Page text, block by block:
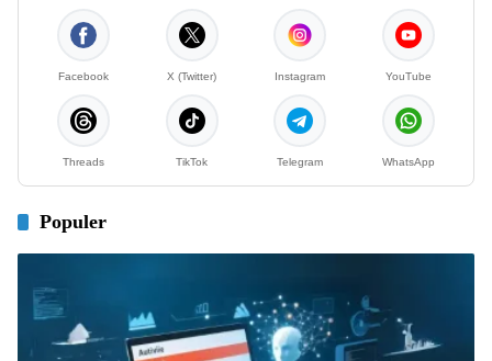
Facebook X (Twitter) Instagram YouTube
Threads TikTok Telegram WhatsApp
Populer